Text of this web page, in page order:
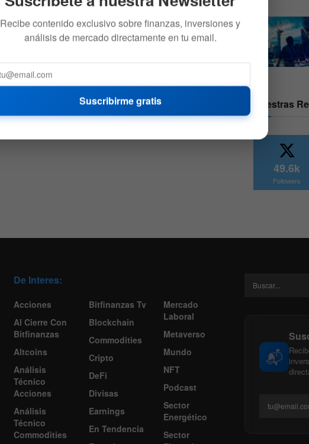
Nuestras
49.6k
Followers
De Interes:
Acciones
Al Cierre Con
Bitfinanzas
Altcoins
Análisis
Técnico
Acciones
Análisis
Técnico
Commodities
Bitfinanzas Tv
Blockchain
Commodities
Cripto
DeFi
Divisas
Earnings
En Tendencia
Mercado
Laboral
Metaverso
Mundo
NFT
Podcast
Sector
Energético
Sector
📬
Recibe contenido exclusivo sobre finanzas, inversiones y
análisis de mercado directamente en tu email.
Suscribirme gratis